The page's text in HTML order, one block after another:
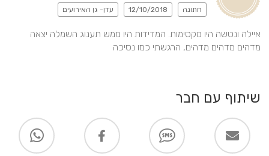
חתונה 12/10/2018 עדן- גן האירועים
מדהים מדהים מדהים, הרגשתי כמו נסיכה
שיתוף עם חבר